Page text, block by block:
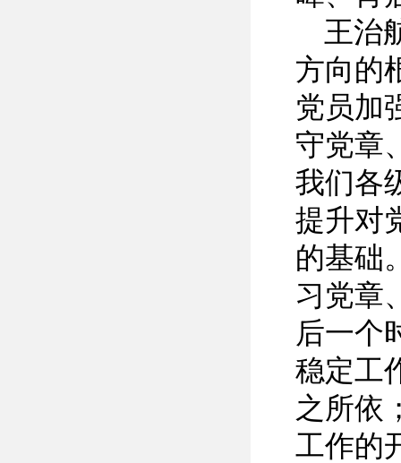
王治
方向的
党员加
守党章
我们各
提升对
的基础
习党章
后一个
稳定工
之所依
工作的